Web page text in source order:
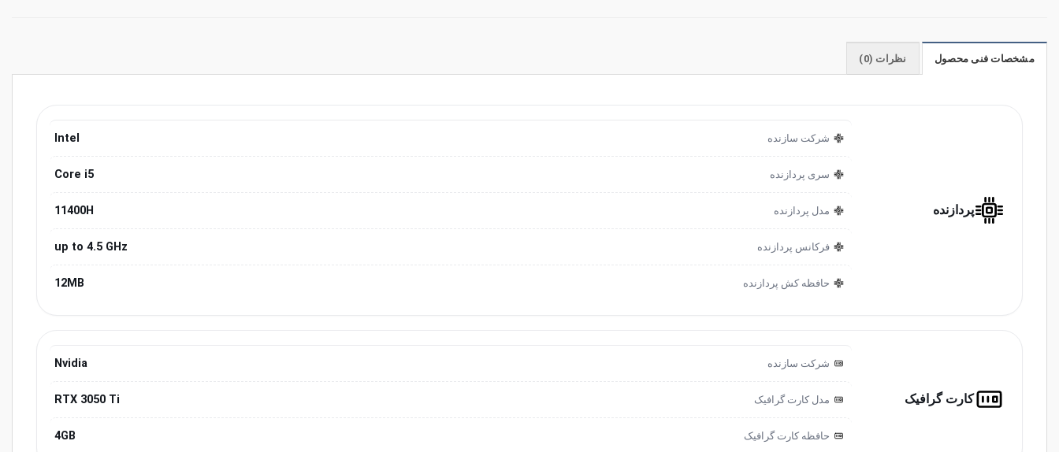
مشخصات فنی محصول نظرات (0)
پردازنده
شرکت سازنده Intel
سری پردازنده Core i5
مدل پردازنده 11400H
فرکانس پردازنده up to 4.5 GHz
حافظه کش پردازنده 12MB
کارت گرافیک
شرکت سازنده Nvidia
مدل کارت گرافیک RTX 3050 Ti
حافظه کارت گرافیک 4GB